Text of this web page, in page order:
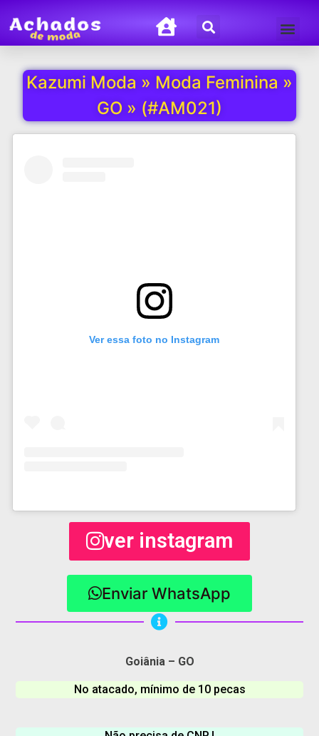
Kazumi Moda » Moda Feminina »
GO » (#AM021)
Ver essa foto no Instagram
ver instagram
Enviar WhatsApp
Goiânia – GO
No atacado, mínimo de 10 pecas